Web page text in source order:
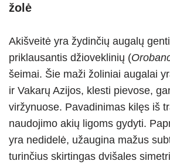
žolė
Akišveitė yra žydinčių augalų
priklausantis džioveklinių (
šeimai. Šie maži žoliniai augalai
ir Vakarų Azijos, klesti pievose,
viržynuose. Pavadinimas kilęs iš
naudojimo akių ligoms gydyti.
yra nedidelė, užaugina mažus
turinčius skirtingas dvišales